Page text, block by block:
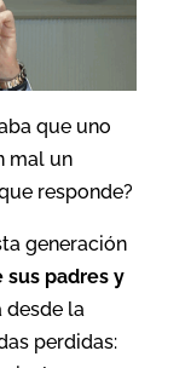
que uno
mal un
responde?
generación
padres y
desde la
perdidas: